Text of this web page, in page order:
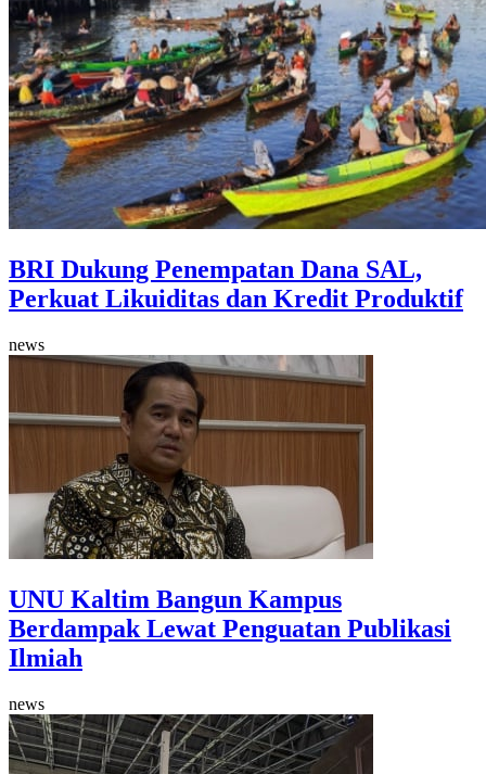
BRI Dukung Penempatan Dana SAL,
Perkuat Likuiditas dan Kredit Produktif
news
UNU Kaltim Bangun Kampus
Berdampak Lewat Penguatan Publikasi
Ilmiah
news